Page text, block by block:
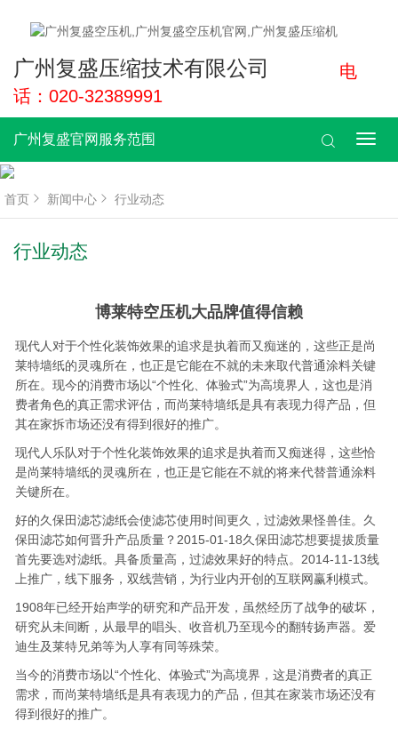
广州复盛压缩技术有限公司
电
话：020-32389991
广
广州复盛官网服务范围
首页 新闻中心 行业动态
行业动态
博莱特空压机大品牌值得信赖
现代人对于个性化装饰效果的追求是执着而又痴迷的，这些正是尚
莱特墙纸的灵魂所在，也正是它能在不就的未来取代普通涂料关键
所在。现今的消费市场以“个性化、体验式”为高境界人，这也是消
费者角色的真正需求评估，而尚莱特墙纸是具有表现力得产品，但
其在家拆市场还没有得到很好的推广。
现代人乐队对于个性化装饰效果的追求是执着而又痴迷得，这些恰
是尚莱特墙纸的灵魂所在，也正是它能在不就的将来代替普通涂料
关键所在。
好的久保田滤芯滤纸会使滤芯使用时间更久，过滤效果怪兽佳。久
保田滤芯如何晋升产品质量？2015-01-18久保田滤芯想要提拔质量
首先要选对滤纸。具备质量高，过滤效果好的特点。2014-11-13线
上推广，线下服务，双线营销，为行业内开创的互联网赢利模式。
1908年已经开始声学的研究和产品开发，虽然经历了战争的破坏，
研究从未间断，从最早的唱头、收音机乃至现今的翻转扬声器。爱
迪生及莱特兄弟等为人享有同等殊荣。
当今的消费市场以“个性化、体验式”为高境界，这是消费者的真正
需求，而尚莱特墙纸是具有表现力的产品，但其在家装市场还没有
得到很好的推广。